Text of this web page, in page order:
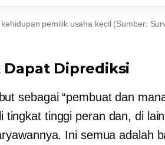
pemilik usaha kecil (Sumber:
Dapat Diprediksi
sebagai “pembuat dan
tingkat tinggi peran dan, di
Ini semua adalah